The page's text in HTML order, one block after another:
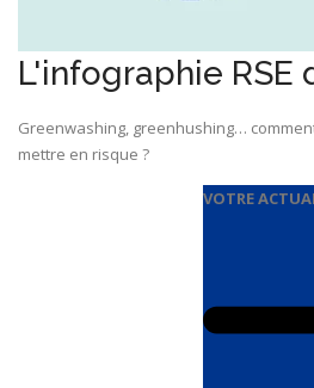
L'infographie RSE
Greenwashing, greenhushing…
mettre en risque ?
VOTRE